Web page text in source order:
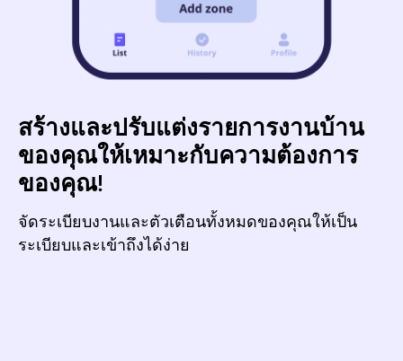
สร้างและปรับแต่งรายการงานบ้าน
ของคุณให้เหมาะกับความต้องการ
ของคุณ!
จัดระเบียบงานและตัวเตือนทั้งหมดของคุณให้เป็น
ระเบียบและเข้าถึงได้ง่าย